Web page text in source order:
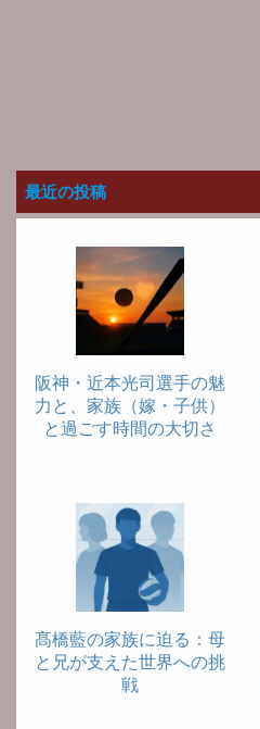
最近の投稿
阪神・近本光司選手の魅
力と、家族（嫁・子供）
と過ごす時間の大切さ
髙橋藍の家族に迫る：母
と兄が支えた世界への挑
戦